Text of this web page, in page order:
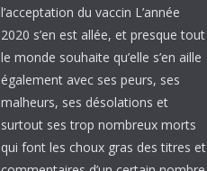
l’acceptation du vaccin L’année
2020 s’en est allée, et presque tout
le monde souhaite qu’elle s’en aille
également avec ses peurs, ses
malheurs, ses désolations et
surtout ses trop nombreux morts
qui font les choux gras des titres et